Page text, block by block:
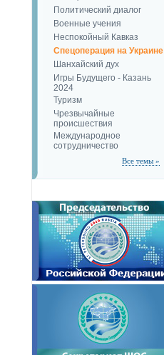
Политический диалог
Военные учения
Неспокойный Кавказ
Спецоперация на Украине
Шанхайский дух
Игры Будущего - Казань
2024
Туризм
Чрезвычайные
происшествия
Международное
сотрудничество
Все темы »